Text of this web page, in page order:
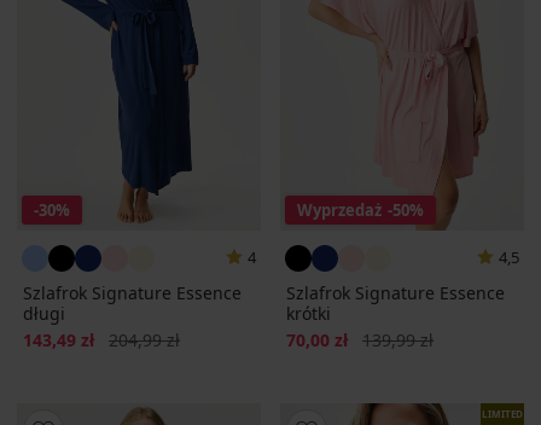
-30%
4
Szlafrok Signature Essence
długi
Zniżka
143,49 zł Pierwotna cena
204,99 zł
Wyprzedaż -50%
4,5
Szlafrok Signature Essence
krótki
Zniżka
70,00 zł Pierwotna cena
139,99 zł
LIMITED